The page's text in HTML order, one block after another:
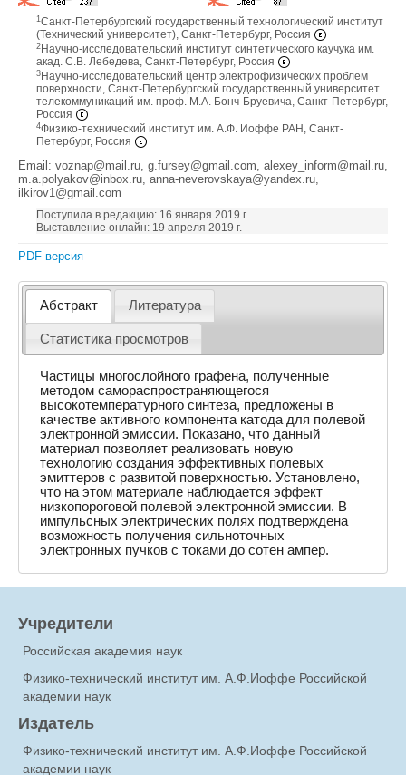
1 Санкт-Петербургский государственный технологический институт
(Технический университет), Санкт-Петербург, Россия
2 Научно-исследовательский институт синтетического каучука им.
акад. С.В. Лебедева, Санкт-Петербург, Россия
3 Научно-исследовательский центр электрофизических проблем
поверхности, Санкт-Петербургский государственный университет
телекоммуникаций им. проф. М.А. Бонч-Бруевича, Санкт-Петербург,
Россия
4Физико-технический институт им. А.Ф. Иоффе РАН, Санкт-
Петербург, Россия
Email: voznap@mail.ru, g.fursey@gmail.com, alexey_inform@mail.ru,
m.a.polyakov@inbox.ru, anna-neverovskaya@yandex.ru,
ilkirov1@gmail.com
Поступила в редакцию: 16 января 2019 г.
Выставление онлайн: 19 апреля 2019 г.
PDF версия
Абстракт Литература
Статистика просмотров
Частицы многослойного графена, полученные
методом самораспространяющегося
высокотемпературного синтеза, предложены в
качестве активного компонента катода для полевой
электронной эмиссии. Показано, что данный
материал позволяет реализовать новую
технологию создания эффективных полевых
эмиттеров с развитой поверхностью. Установлено,
что на этом материале наблюдается эффект
низкопороговой полевой электронной эмиссии. В
импульсных электрических полях подтверждена
возможность получения сильноточных
электронных пучков с токами до сотен ампер.
Учредители
Российская академия наук
Физико-технический институт им. А.Ф.Иоффе Российской
академии наук
Издатель
Физико-технический институт им. А.Ф.Иоффе Российской
академии наук